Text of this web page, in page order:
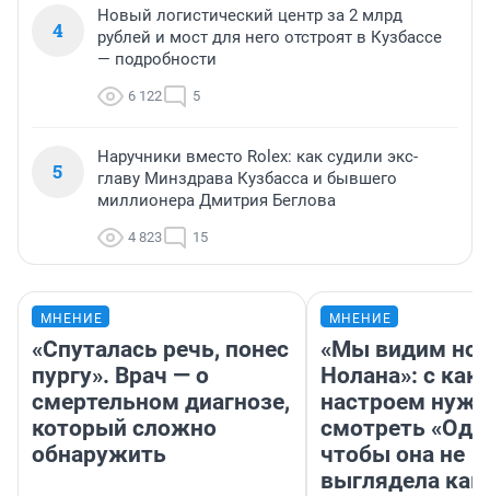
4
Новый логистический центр за 2 млрд
рублей и мост для него отстроят в Кузбассе
— подробности
6 122 5
5
Наручники вместо Rolex: как судили экс-
главу Минздрава Кузбасса и бывшего
миллионера Дмитрия Беглова
4 823 15
МНЕНИЕ
«Спуталась речь, понес
пургу». Врач — о
смертельном диагнозе,
который сложно
обнаружить
МНЕНИЕ
«Мы видим
Нолана»: с
настроем
смотреть
чтобы она не
выглядела как